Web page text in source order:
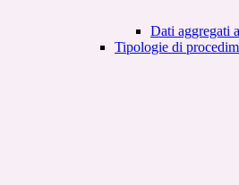
Dati aggregati
Tipologie di